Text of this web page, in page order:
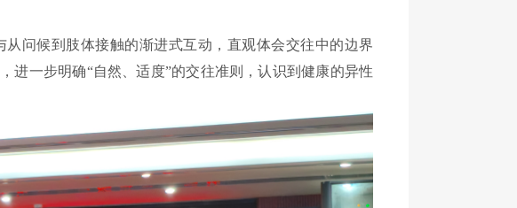
问候到肢体接触的渐进式互动，直观体会交往中的边界
进一步明确“自然、适度”的交往准则，认识到健康的异性